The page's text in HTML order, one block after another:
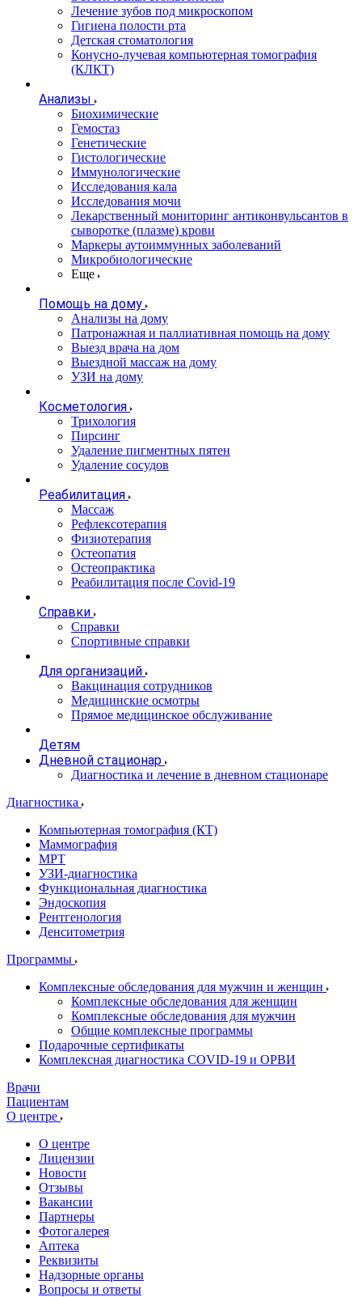
Лечение зубов под микроскопом
Гигиена полости рта
Детская стоматология
Конусно-лучевая компьютерная томография
(КЛКТ)
Анализы
Биохимические
Гемостаз
Генетические
Гистологические
Иммунологические
Исследования кала
Исследования мочи
Лекарственный мониторинг антиконвульсантов в
сыворотке (плазме) крови
Маркеры аутоиммунных заболеваний
Микробиологические
Еще
Помощь на дому
Анализы на дому
Патронажная и паллиативная помощь на дому
Выезд врача на дом
Выездной массаж на дому
УЗИ на дому
Косметология
Трихология
Пирсинг
Удаление пигментных пятен
Удаление сосудов
Реабилитация
Массаж
Рефлексотерапия
Физиотерапия
Остеопатия
Остеопрактика
Реабилитация после Covid-19
Справки
Справки
Спортивные справки
Для организаций
Вакцинация сотрудников
Медицинские осмотры
Прямое медицинское обслуживание
Детям
Дневной стационар
Диагностика и лечение в дневном стационаре
Диагностика
Компьютерная томография (КТ)
Маммография
МРТ
УЗИ-диагностика
Функциональная диагностика
Эндоскопия
Рентгенология
Денситометрия
Программы
Комплексные обследования для мужчин и женщин
Комплексные обследования для женщин
Комплексные обследования для мужчин
Общие комплексные программы
Подарочные сертификаты
Комплексная диагностика COVID-19 и ОРВИ
Врачи
Пациентам
О центре
О центре
Лицензии
Новости
Отзывы
Вакансии
Партнеры
Фотогалерея
Аптека
Реквизиты
Надзорные органы
Вопросы и ответы